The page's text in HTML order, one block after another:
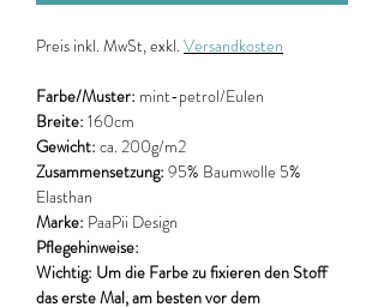
Preis inkl. MwSt, exkl. Versandkosten
Farbe/Muster: mint-petrol/Eulen
Breite: 160cm
Gewicht: ca. 200g/m2
Zusammensetzung: 95% Baumwolle 5%
Elasthan
Marke: PaaPii Design
Pflegehinweise:
Wichtig: Um die Farbe zu fixieren den Stoff
das erste Mal, am besten vor dem